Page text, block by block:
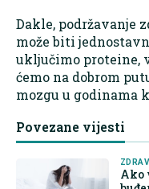
Dakle, podržavanje
može biti
uključimo proteine,
ćemo na dobrom
mozgu u godinama
Povezane vijesti
Ako